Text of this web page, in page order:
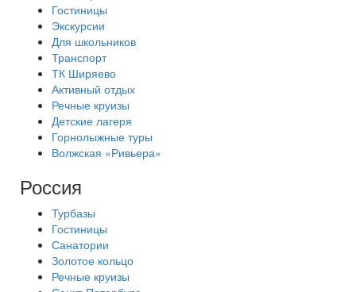
Гостиницы
Экскурсии
Для школьников
Транспорт
ТК Ширяево
Активный отдых
Речные круизы
Детские лагеря
Горнолыжные туры
Волжская «Ривьера»
Россия
Турбазы
Гостиницы
Санатории
Золотое кольцо
Речные круизы